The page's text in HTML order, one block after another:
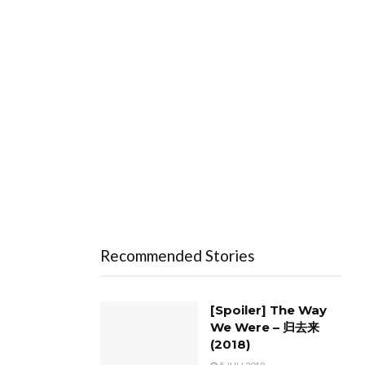
Recommended Stories
[Spoiler] The Way
We Were – 归去来
(2018)